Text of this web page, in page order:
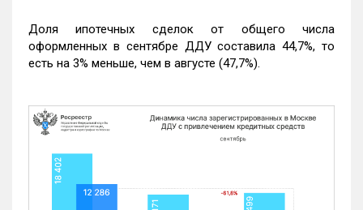
Доля ипотечных сделок от общего числа
оформленных в сентябре ДДУ составила 44,7%, то
есть на 3% меньше, чем в августе (47,7%).